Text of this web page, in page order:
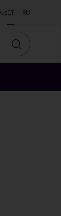
ET RU
Otsin